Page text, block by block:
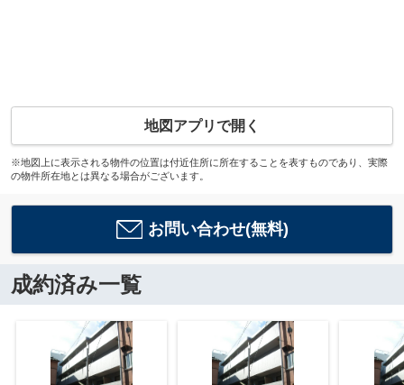
地図アプリで開く
※地図上に表示される物件の位置は付近住所に所在することを表すものであり、実際
の物件所在地とは異なる場合がございます。
お問い合わせ(無料)
成約済み一覧